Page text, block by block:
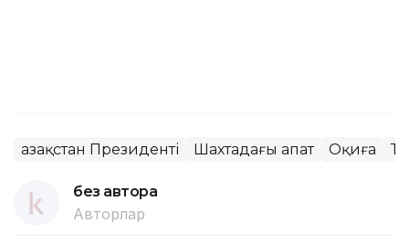
Қазақстан Президенті Шахтадағы апат Оқиға
без автора
Авторлар